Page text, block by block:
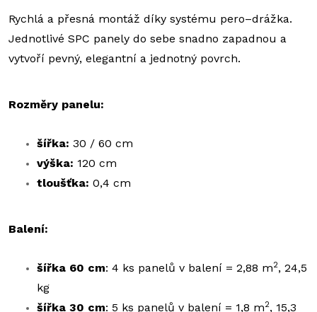
Rychlá a přesná montáž díky systému pero–drážka.
Jednotlivé SPC panely do sebe snadno zapadnou a
vytvoří pevný, elegantní a jednotný povrch.
Rozměry panelu:
šířka: 30 / 60 cm
výška: 120 cm
tloušťka: 0,4 cm
Balení:
šířka 60 cm: 4 ks panelů v balení = 2,88 m2, 24,5
kg
šířka 30 cm: 5 ks panelů v balení = 1,8 m2, 15,3